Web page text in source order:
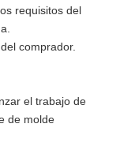
requisitos del
comprador.
el trabajo de
de molde